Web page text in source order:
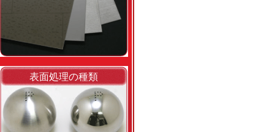
表面処理の種類